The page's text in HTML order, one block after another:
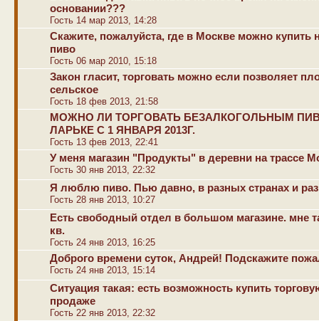
основании???
Гость 14 мар 2013, 14:28
Скажите, пожалуйста, где в Москве можно купить
пиво
Гость 06 мар 2010, 15:18
Закон гласит, торговать можно если позволяет
сельское
Гость 18 фев 2013, 21:58
МОЖНО ЛИ ТОРГОВАТЬ БЕЗАЛКОГОЛЬНЫМ
ЛАРЬКЕ С 1 ЯНВАРЯ 2013Г.
Гость 13 фев 2013, 22:41
У меня магазин "Продукты" в деревни на трассе
Гость 30 янв 2013, 22:32
Я люблю пиво. Пью давно, в разных странах и
Гость 28 янв 2013, 10:27
Есть свободный отдел в большом магазине. мне
кв.
Гость 24 янв 2013, 16:25
Доброго времени суток, Андрей! Подскажите
Гость 24 янв 2013, 15:14
Ситуация такая: есть возможность купить
продаже
Гость 22 янв 2013, 22:32